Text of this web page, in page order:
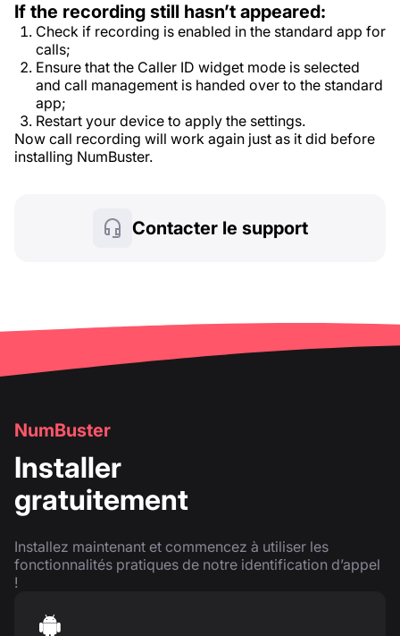
If the recording still hasn’t appeared:
Check if recording is enabled in the standard app for
calls;
Ensure that the Caller ID widget mode is selected
and call management is handed over to the standard
app;
Restart your device to apply the settings.
Now call recording will work again just as it did before
installing NumBuster.
Contacter le support
NumBuster
Installer
gratuitement
Installez maintenant et commencez à utiliser les
fonctionnalités pratiques de notre identification d’appel
!